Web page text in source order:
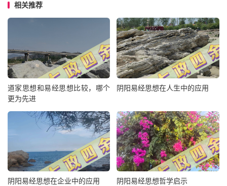
相关推荐
道家思想和易经思想比较，哪个
更为先进
阴阳易经思想在人生中的应用
阴阳易经思想在企业中的应用 阴阳易经思想哲学启示